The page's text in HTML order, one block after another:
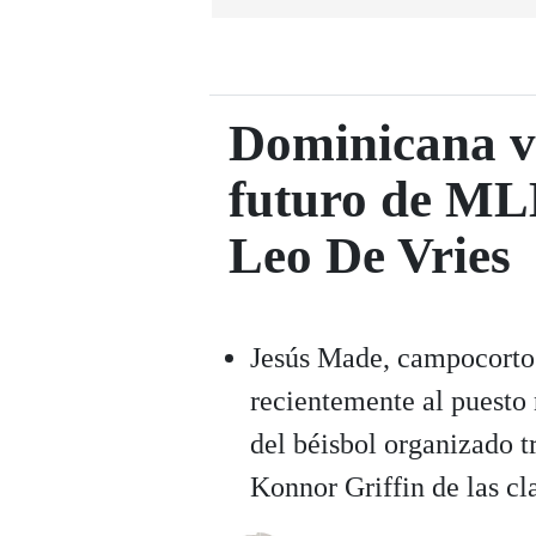
Dominicana
futuro de
Leo De Vries
Jesús Made,
recientemente al
del béisbol organizado
Konnor Griffin de las